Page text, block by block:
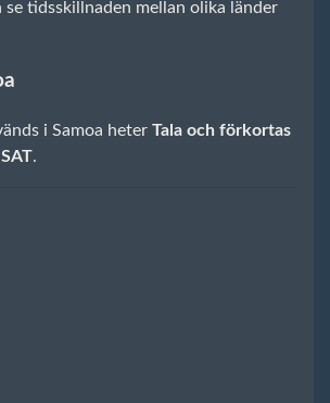
se tidsskillnaden mellan olika länder
i Samoa heter Tala och förkortas
.